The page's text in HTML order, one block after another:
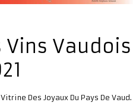
Vaudois
Des Joyaux Du Pays De Vaud.